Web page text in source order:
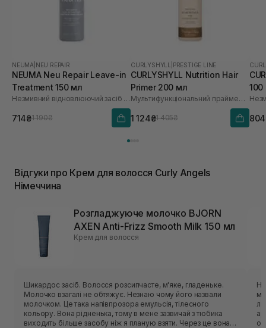
NEUMA NEU REPAIR
NEUMA Neu Repair Leave-in
Treatment 150 мл
Незмивний відновлюючий засіб для волосся
714₴1 190₴
CURLYSHYLL PRESTIGE LINE
CURLYSHYLL Nutrition Hair
Primer 200 мл
Мультифункціональний праймер для волосся
1 124₴1 405₴
Відгуки про Крем для волосся Curly Angels
Німеччина
Розгладжуюче молочко BJORN
AXEN Anti-Frizz Smooth Milk 150 мл
Крем для волосся
Шикардос засіб. Волосся розсипчасте, м'яке, гладеньке.
Молочко взагалі не обтяжує. Незнаю чому його назвали
молочком. Це така напівпрозора емульсія, тілесного
кольору. Вона рідненька, тому в мене зазвичай з тюбика
виходить більше засобу ніж я планую взяти. Через це вона